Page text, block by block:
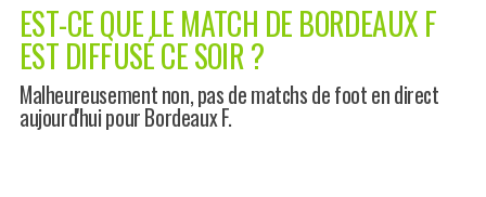
EST-CE QUE LE MATCH DE BORDEAUX F
EST DIFFUSÉ CE SOIR ?
Malheureusement non, pas de matchs de foot en direct
aujourd'hui pour Bordeaux F.